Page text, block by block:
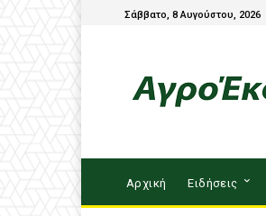
Σάββατο, 8 Αυγούστου, 2026
Αρχική Ειδήσεις